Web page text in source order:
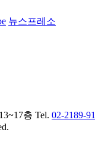
뉴스프레소
층 Tel. 02-2189-